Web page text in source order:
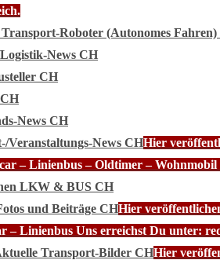
Roboter (Autonomes
News CH
CH
News CH
Veranstaltungs-News CHHier
– Linienbus – Oldtimer –
LKW & BUS CH
und Beiträge CHHier
– Linienbus Uns erreichst Du unter:
Transport-Bilder CHHier